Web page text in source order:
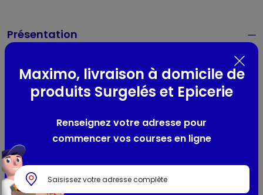
Présentation
Région viticole : Vin de la Communauté Européenne
Robe : Clairet.
Arôme frais et floral avec des notes de jasmin et de
Légèrement pétillant sur des notes savoureuses
de fruits rouges.
Sucrosité :
Degré d’alcool :11% Vol.
Maximo, livraison à domicile de
produits Surgelés et Epicerie
Renseignez votre adresse pour
commencer vos courses en ligne